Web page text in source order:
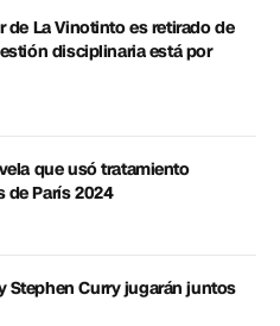
de La Vinotinto es retirado de
disciplinaria está por
que usó tratamiento
de París 2024
Stephen Curry jugarán juntos